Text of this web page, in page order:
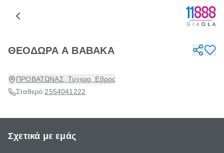
ΘΕΟΔΩΡΑ Α ΒΑΒΑΚΑ
ΠΡΟΒΑΤΩΝΑΣ, Τυχερο, Εβρος
Σταθερό:2554041222
Σχετικά με εμάς